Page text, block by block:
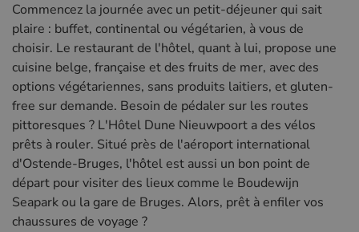
Commencez la journée avec un petit-déjeuner qui sait
plaire : buffet, continental ou végétarien, à vous de
choisir. Le restaurant de l'hôtel, quant à lui, propose une
cuisine belge, française et des fruits de mer, avec des
options végétariennes, sans produits laitiers, et gluten-
free sur demande. Besoin de pédaler sur les routes
pittoresques ? L'Hôtel Dune Nieuwpoort a des vélos
prêts à rouler. Situé près de l'aéroport international
d'Ostende-Bruges, l'hôtel est aussi un bon point de
départ pour visiter des lieux comme le Boudewijn
Seapark ou la gare de Bruges. Alors, prêt à enfiler vos
chaussures de voyage ?